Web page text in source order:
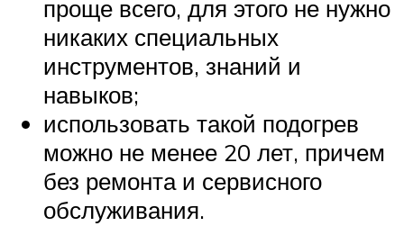
проще всего, для этого не нужно
никаких специальных
инструментов, знаний и
навыков;
использовать такой подогрев
можно не менее 20 лет, причем
без ремонта и сервисного
обслуживания.